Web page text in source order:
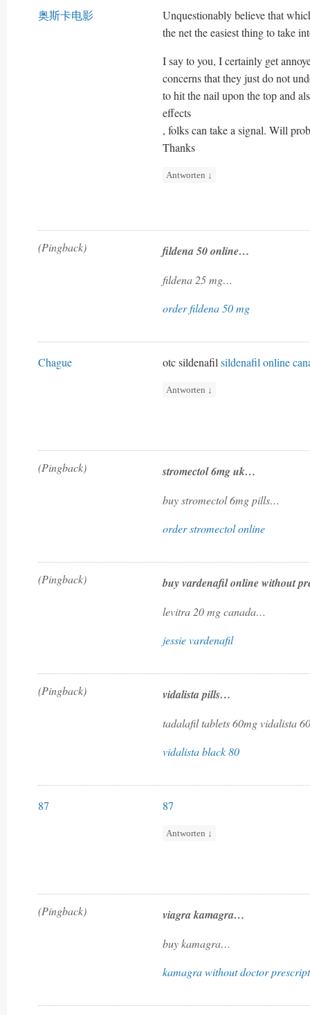
奥斯卡电影
Unquestionably believe that
the net the easiest thing to take
I say to you, I certainly get
concerns that they just do not
to hit the nail upon the top and
effects
, folks can take a signal. Will
Thanks
Antworten ↓
(Pingback) fildena 50 online…
fildena 25 mg…
order fildena 50 mg
Chague otc sildenafilsildenafil online
Antworten ↓
(Pingback) stromectol 6mg uk…
buy stromectol 6mg pills…
order stromectol online
(Pingback) buy vardenafil online without
levitra 20 mg canada…
jessie vardenafil
(Pingback) vidalista pills…
tadalafil tablets 60mg vidalista
vidalista black 80
87 87
Antworten ↓
(Pingback) viagra kamagra…
buy kamagra…
kamagra without doctor